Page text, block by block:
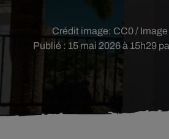
Publié : 15 mai 2026 à 15h29
Crédit image: CC0 /